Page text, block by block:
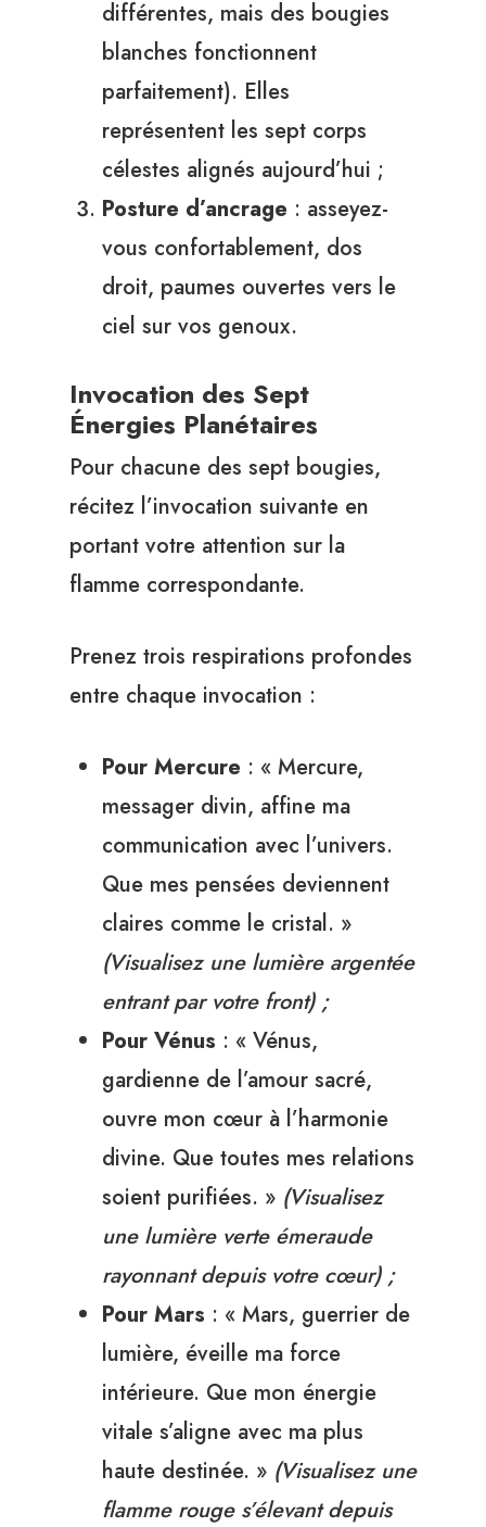
différentes, mais des bougies
blanches fonctionnent
parfaitement). Elles
représentent les sept corps
célestes alignés aujourd’hui ;
Posture d’ancrage : asseyez-
vous confortablement, dos
droit, paumes ouvertes vers le
ciel sur vos genoux.
Invocation des Sept
Énergies Planétaires
Pour chacune des sept bougies,
récitez l’invocation suivante en
portant votre attention sur la
flamme correspondante.
Prenez trois respirations profondes
entre chaque invocation :
Pour Mercure : « Mercure,
messager divin, affine ma
communication avec l’univers.
Que mes pensées deviennent
claires comme le cristal. »
(Visualisez une lumière argentée
entrant par votre front) ;
Pour Vénus : « Vénus,
gardienne de l’amour sacré,
ouvre mon cœur à l’harmonie
divine. Que toutes mes relations
soient purifiées. » (Visualisez
une lumière verte émeraude
rayonnant depuis votre cœur) ;
Pour Mars : « Mars, guerrier de
lumière, éveille ma force
intérieure. Que mon énergie
vitale s’aligne avec ma plus
haute destinée. » (Visualisez une
flamme rouge s’élevant depuis